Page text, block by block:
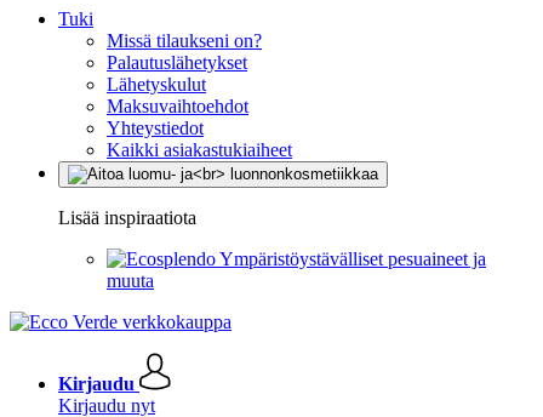
Tuki
Missä tilaukseni on?
Palautuslähetykset
Lähetyskulut
Maksuvaihtoehdot
Yhteystiedot
Kaikki asiakastukiaiheet
Lisää inspiraatiota
Ympäristöystävälliset pesuaineet ja
muuta
Kirjaudu
Kirjaudu nyt